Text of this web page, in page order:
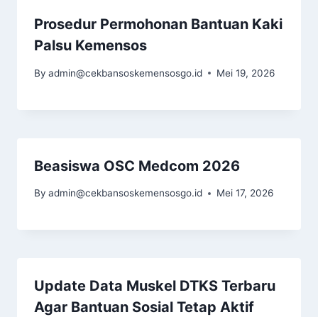
Prosedur Permohonan Bantuan Kaki
Palsu Kemensos
By admin@cekbansoskemensosgo.id Mei 19, 2026
Beasiswa OSC Medcom 2026
By admin@cekbansoskemensosgo.id Mei 17, 2026
Update Data Muskel DTKS Terbaru
Agar Bantuan Sosial Tetap Aktif